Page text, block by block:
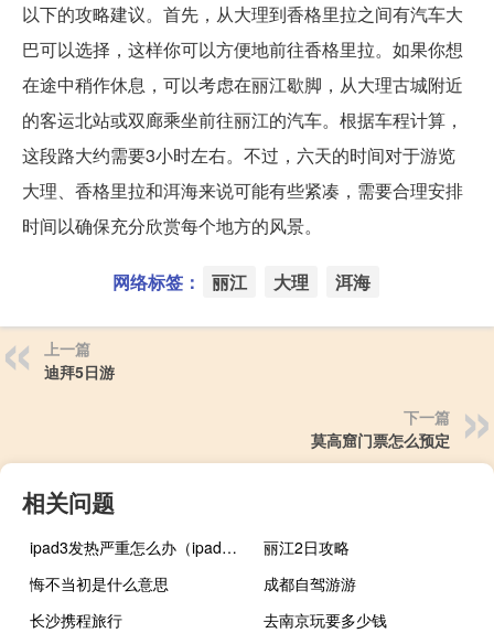
以下的攻略建议。首先，从大理到香格里拉之间有汽车大
巴可以选择，这样你可以方便地前往香格里拉。如果你想
在途中稍作休息，可以考虑在丽江歇脚，从大理古城附近
的客运北站或双廊乘坐前往丽江的汽车。根据车程计算，
这段路大约需要3小时左右。不过，六天的时间对于游览
大理、香格里拉和洱海来说可能有些紧凑，需要合理安排
时间以确保充分欣赏每个地方的风景。
网络标签： 丽江 大理 洱海
上一篇
迪拜5日游
下一篇
莫高窟门票怎么预定
相关问题
ipad3发热严重怎么办（ipad3发热）
丽江2日攻略
悔不当初是什么意思
成都自驾游游
长沙携程旅行
去南京玩要多少钱